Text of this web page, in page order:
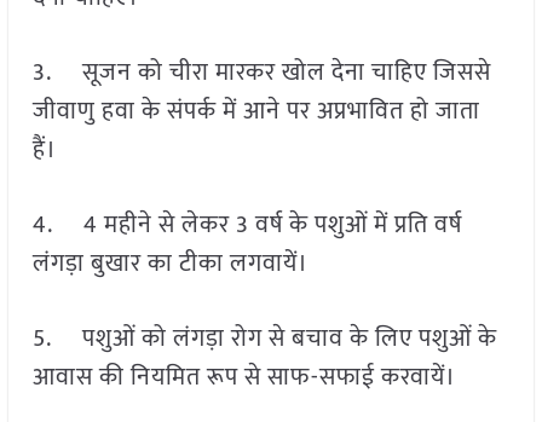
3. सूजन को चीरा मारकर खोल देना चाहिए जिससे
जीवाणु हवा के संपर्क में आने पर अप्रभावित हो जाता
हैं।
4. 4 महीने से लेकर 3 वर्ष के पशुओं में प्रति वर्ष
लंगड़ा बुखार का टीका लगवायें।
5. पशुओं को लंगड़ा रोग से बचाव के लिए पशुओं के
आवास की नियमित रूप से साफ-सफाई करवायें।